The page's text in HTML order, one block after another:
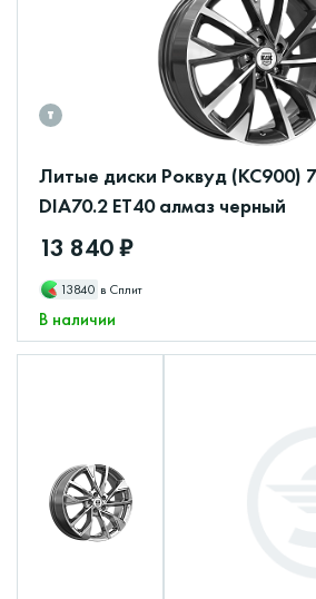
Литые диски Роквуд (КС900)
DIA70.2 ET40 алмаз черный
13 840 ₽
13840 в Сплит
В наличии